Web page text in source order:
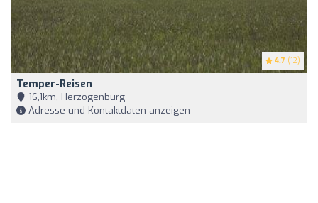
4.7 (12)
Temper-Reisen
16,1km, Herzogenburg
Adresse und Kontaktdaten anzeigen